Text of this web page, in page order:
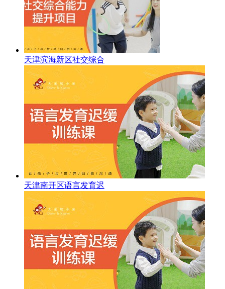
天津滨海新区社交综合
天津南开区语言发育迟